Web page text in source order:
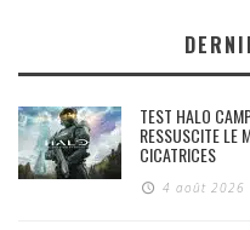
TEST HALO
RESSUSCITE LE
CICATRICES
4 août 2026